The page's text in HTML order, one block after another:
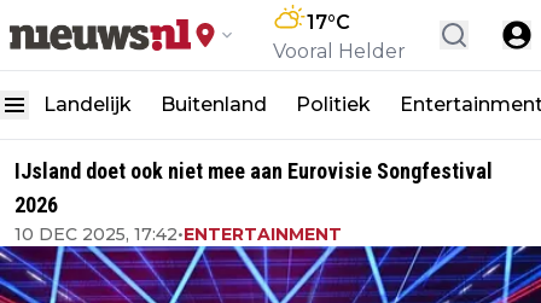
17°C
Vooral Helder
Landelijk Buitenland Politiek
IJsland doet ook niet mee aan Eurovisie Songfestival
2026
10 DEC 2025, 17:42•ENTERTAINMENT